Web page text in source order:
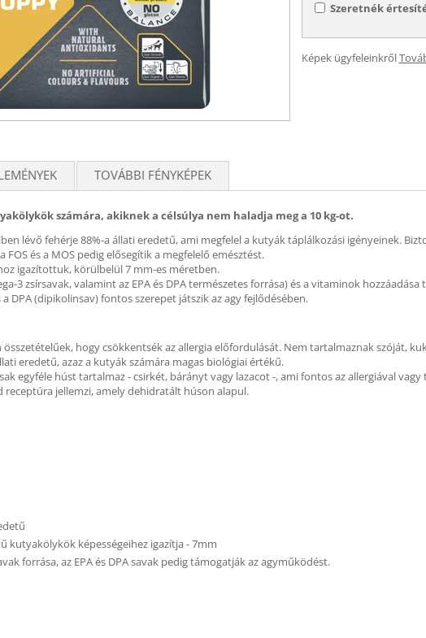
Szeretnék
Képek ügyfeleinkről
TOVÁBBI FÉNYKÉPEK
számára, akiknek a célsúlya nem haladja meg a 10 kg-ot.
lévő fehérje 88%-a állati eredetű, ami megfelel a kutyák táplálkozási igényeinek.
és a MOS pedig elősegítik a megfelelő emésztést.
igazítottuk, körülbelül 7 mm-es méretben.
3 zsírsavak, valamint az EPA és DPA természetes forrása) és a vitaminok
DPA (dipikolinsav) fontos szerepet játszik az agy fejlődésében.
hogy csökkentsék az allergia előfordulását. Nem tartalmaznak szóját,
eredetű, azaz a kutyák számára magas biológiai értékű.
egyféle húst tartalmaz - csirkét, bárányt vagy lazacot -, ami fontos az allergiával
receptúra jellemzi, amely dehidratált húson alapul.
kutyakölykök képességeihez igazítja - 7mm
forrása, az EPA és DPA savak pedig támogatják az agyműködést.